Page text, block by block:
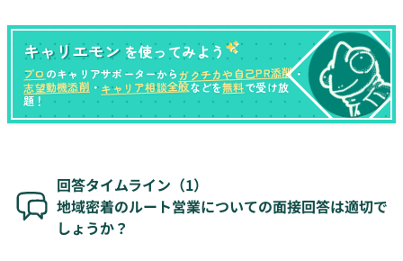
キャリエモン を使ってみよう
プロ のキャリアサポーターからガクチカや自己PR添削・
志望動機添削 ・キャリア相談全般などを無料で受け放
題！
回答タイムライン（1）
地域密着のルート営業についての面接回答は適切で
しょうか？